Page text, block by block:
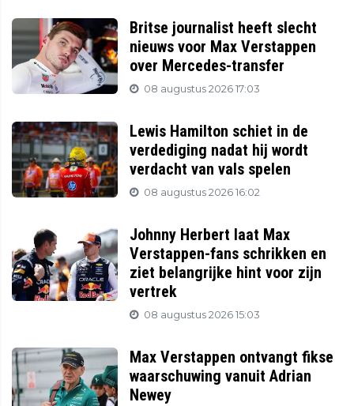
Britse journalist heeft slecht
nieuws voor Max Verstappen
over Mercedes-transfer
08 augustus 2026 17:03
Lewis Hamilton schiet in de
verdediging nadat hij wordt
verdacht van vals spelen
08 augustus 2026 16:02
Johnny Herbert laat Max
Verstappen-fans schrikken en
ziet belangrijke hint voor zijn
vertrek
08 augustus 2026 15:03
Max Verstappen ontvangt fikse
waarschuwing vanuit Adrian
Newey